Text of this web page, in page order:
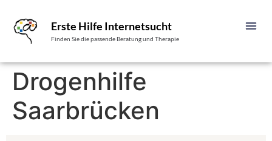
Erste Hilfe Internetsucht
Finden Sie die passende Beratung und Therapie
Drogenhilfe
Saarbrücken